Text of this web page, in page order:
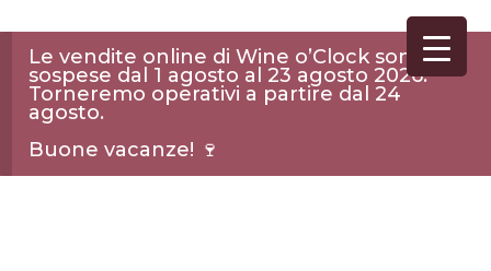
Le vendite online di Wine o’Clock sono
sospese dal 1 agosto al 23 agosto 2026.
Torneremo operativi a partire dal 24
agosto.
Buone vacanze! 🍷